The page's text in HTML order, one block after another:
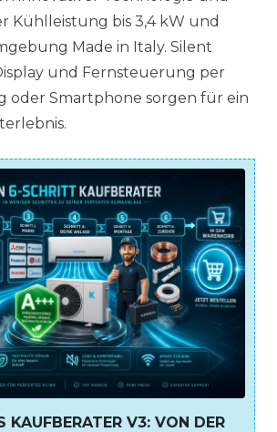
Kühlleistung bis 3,4 kW und
Made in Italy. Silent
und Fernsteuerung per
oder Smartphone sorgen für ein
KAUFBERATER V3: VON DER